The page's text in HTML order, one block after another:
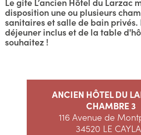
disposition une ou plusieurs
sanitaires et salle de bain
déjeuner inclus et de la table
souhaitez !
ANCIEN HÔTEL DU
CHAMBRE 3
116 Avenue de
34520 LE